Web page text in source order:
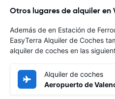
Otros lugares de alquiler en
Además de en Estación de
EasyTerra Alquiler de Coches
alquiler de coches en las
Alquiler de coches
Aeropuerto de